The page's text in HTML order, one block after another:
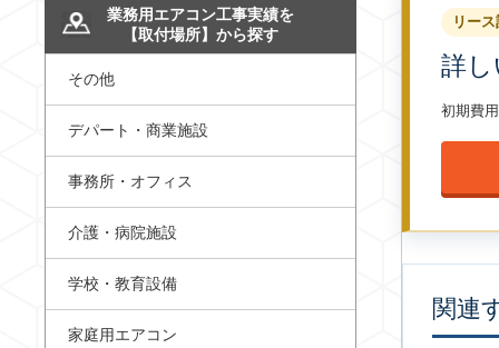
リー
詳
初期費
関連
業務用エアコン工事実績を
【取付場所】から探す
その他
デパート・商業施設
事務所・オフィス
介護・病院施設
学校・教育設備
家庭用エアコン